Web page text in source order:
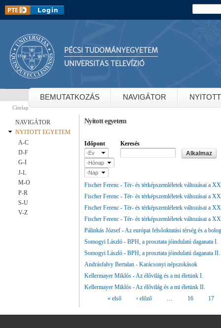
PÉCSI TUDOMÁNYEGYETEM
UNIVERSITAS TELEVÍZIÓ
BEMUTATKOZÁS NAVIGÁTOR
Jelenlegi hely
Címlap
NAVIGÁTOR
NYITOTT EGYETEM
A-C
D-F
G-I
J-L
M-O
P-R
S-U
V-Z
Nyitott egyetem
Időpont
Időpont
Év
Hónap
Nap
Keresés
Fischer Ferenc - Tér- és térképszemléletek változásai a
Fischer Ferenc - Tér- és térképszemléletek változásai a
Fischer Ferenc - Tér- és térképszemléletek változásai a
Fischer Ferenc - Tér- és térképszemléletek változásai a
Pálinkás József - Az európai felsőoktatási térség és a
Somogyi László - BPH, a prosztata jóindulatú daganata I.
Somogyi László - BPH, a prosztata jóindulatú daganata II.
Andrásfalvy Bertalan - Karácsonyi népszokások
Kellermayer Miklós - Az élővilág és a mi életünk I.
Kellermayer Miklós - Az élővilág és a mi életünk II.
Oldalak« első ‹ előző … 16 17